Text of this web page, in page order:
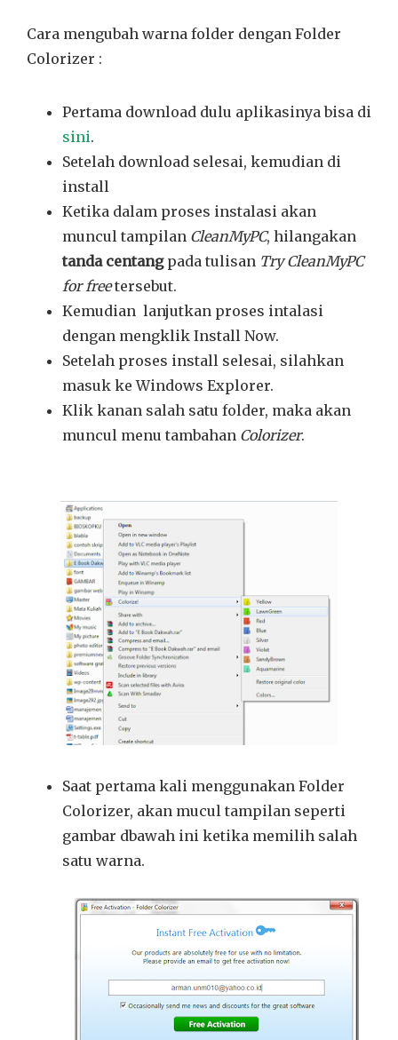
Cara mengubah warna folder dengan Folder
Colorizer :
Pertama download dulu aplikasinya bisa di
sini.
Setelah download selesai, kemudian di
install
Ketika dalam proses instalasi akan
muncul tampilan CleanMyPC, hilangakan
tanda centangpada tulisan Try CleanMyPC
for freetersebut.
Kemudian lanjutkan proses intalasi
dengan mengklik Install Now.
Setelah proses install selesai, silahkan
masuk ke Windows Explorer.
Klik kanan salah satu folder, maka akan
muncul menu tambahan Colorizer.
Saat pertama kali menggunakan Folder
Colorizer, akan mucul tampilan seperti
gambar dbawah ini ketika memilih salah
satu warna.